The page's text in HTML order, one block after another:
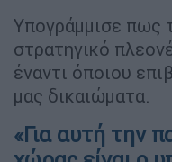
Υπογράμμισε πως
στρατηγικό
έναντι όποιου
μας δικαιώματα.
«Για αυτή την